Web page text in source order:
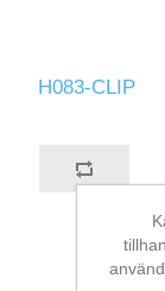
H083-CLIP